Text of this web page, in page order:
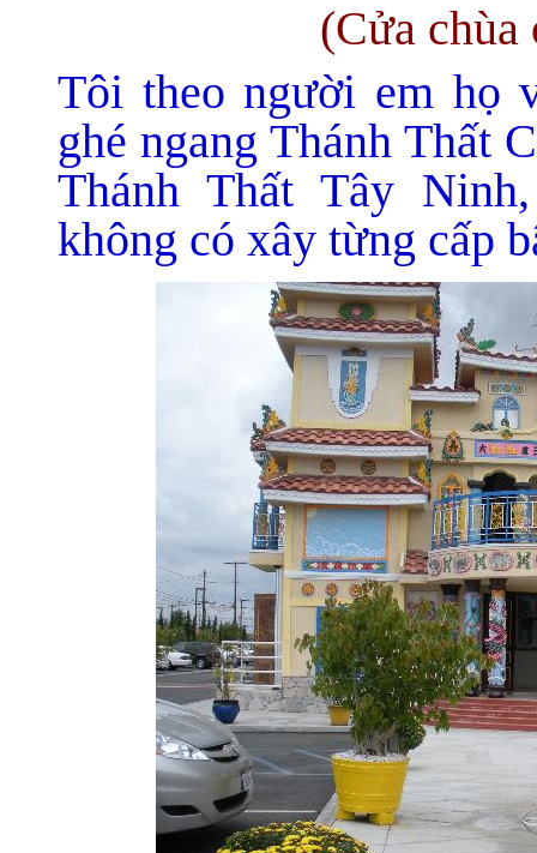
(Cửa
Tôi theo người em họ
ghé ngang Thánh Thất
Thánh Thất Tây
không có xây từng cấp